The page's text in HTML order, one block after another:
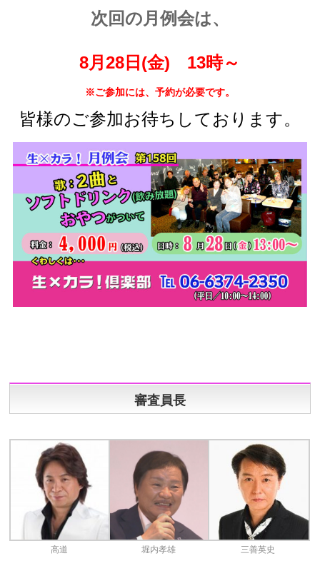
次回の月例会は、
8月28日(金) 13時～
※ご参加には、予約が必要です。
皆様のご参加お待ちしております。
審査員長
高道 堀内孝雄 三善英史